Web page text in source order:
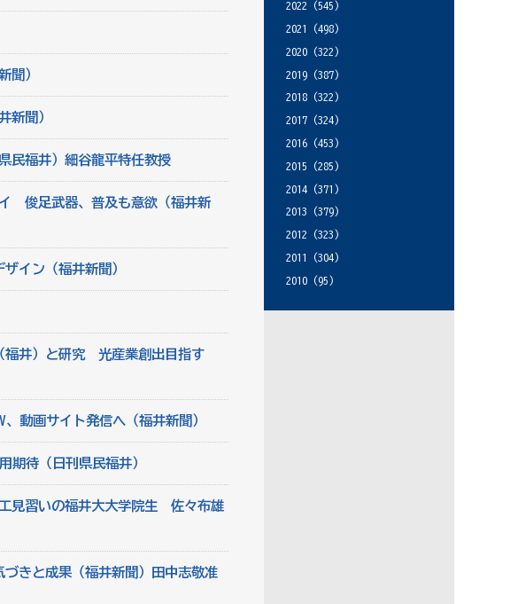
聞）
新聞）
民福井）細谷龍平特任教授
俊足武器、普及も意欲（福井新
イン（福井新聞）
井）と研究 光産業創出目指す
動画サイト発信へ（福井新聞）
待（日刊県民福井）
見習いの福井大大学院生 佐々布雄
きと成果（福井新聞）田中志敬准
2022 (545)
2021
(498)
2020 (322)
2019 (387)
2018 (322)
2017 (324)
2016 (453)
2015 (285)
2014 (371)
2013 (379)
2012 (323)
2011
(304)
2010 (95)